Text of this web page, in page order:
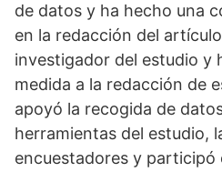
de datos y ha hecho una
en la redacción del
investigador del estudio y
medida a la redacción de
apoyó la recogida de
herramientas del estudio,
encuestadores y participó